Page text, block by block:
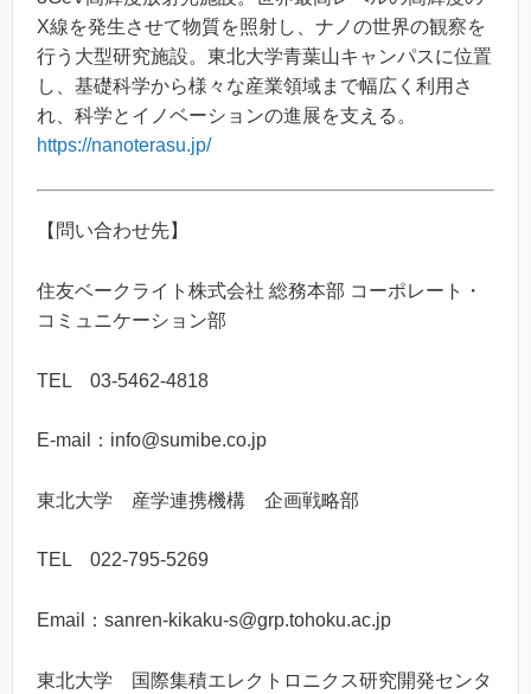
X線を発生させて物質を照射し、ナノの世界の観察を
行う大型研究施設。東北大学青葉山キャンパスに位置
し、基礎科学から様々な産業領域まで幅広く利用さ
れ、科学とイノベーションの進展を支える。
https://nanoterasu.jp/
【問い合わせ先】
住友ベークライト株式会社 総務本部 コーポレート・
コミュニケーション部
TEL 03-5462-4818
E-mail：info@sumibe.co.jp
東北大学 産学連携機構 企画戦略部
TEL 022-795-5269
Email：sanren-kikaku-s@grp.tohoku.ac.jp
東北大学 国際集積エレクトロニクス研究開発センタ